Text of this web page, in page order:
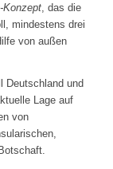
Konzept, das die
mindestens drei
von außen
Deutschland und
Lage auf
von